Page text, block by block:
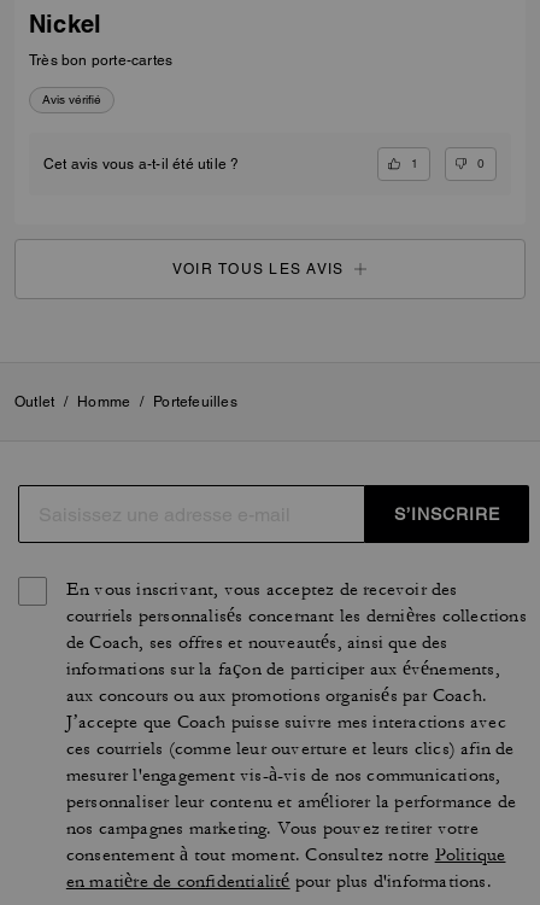
Nickel
Très bon porte-cartes
Avis vérifié
Cet avis vous a-t-il été utile ? 1 0
VOIR TOUS LES AVIS
Outlet / Homme / Portefeuilles
S’INSCRIRE
En vous inscrivant, vous acceptez de recevoir des
courriels personnalisés concernant les dernières collections
de Coach, ses offres et nouveautés, ainsi que des
informations sur la façon de participer aux événements,
aux concours ou aux promotions organisés par Coach.
J’accepte que Coach puisse suivre mes interactions avec
ces courriels (comme leur ouverture et leurs clics) afin de
mesurer l'engagement vis-à-vis de nos communications,
personnaliser leur contenu et améliorer la performance de
nos campagnes marketing. Vous pouvez retirer votre
consentement à tout moment. Consultez notre Politique
en matière de confidentialité pour plus d'informations.